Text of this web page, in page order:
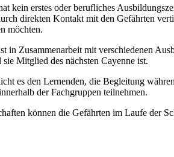
kein erstes oder berufliches
direkten Kontakt mit den Gefährten
möchten.
in Zusammenarbeit mit verschiedenen
Mitglied des nächsten Cayenne ist.
es den Lernenden, die Begleitung
der Fachgruppen teilnehmen.
können die Gefährten im Laufe der